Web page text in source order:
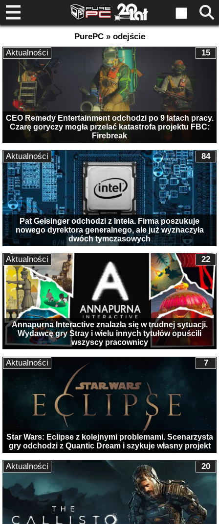
PurePC » odejście
CEO Remedy Entertainment odchodzi po 9 latach pracy.
Czarę goryczy mogła przelać katastrofa projektu FBC:
Firebreak
15
Aktualności
Pat Gelsinger odchodzi z Intela. Firma poszukuje
nowego dyrektora generalnego, ale już wyznaczyła
dwóch tymczasowych
84
Aktualności
Annapurna Interactive znalazła się w trudnej sytuacji.
Wydawcę gry Stray i wielu innych tytułów opuścili
wszyscy pracownicy
22
Aktualności
Star Wars: Eclipse z kolejnymi problemami. Scenarzysta
gry odchodzi z Quantic Dream i szykuje własny projekt
7
Aktualności
20
Aktualności